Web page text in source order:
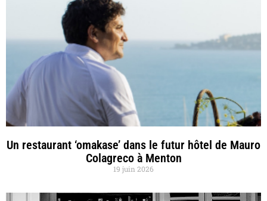
Un restaurant ‘omakase’ dans le futur hôtel de Mauro
Colagreco à Menton
19 juin 2026